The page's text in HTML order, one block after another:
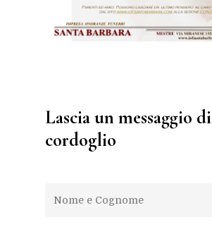
Lascia un messaggio di
cordoglio